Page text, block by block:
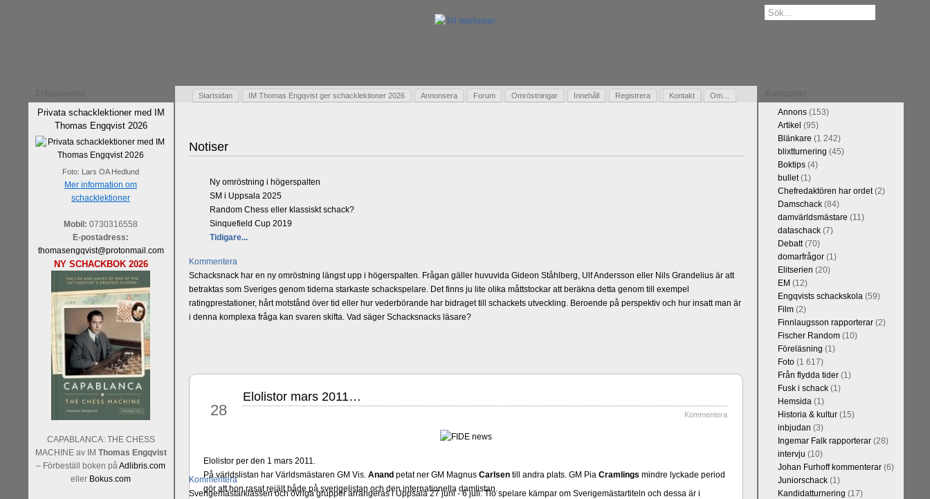
Privata schacklektioner med IM
Thomas Engqvist 2026
Foto: Lars OA Hedlund
Mer information om
schacklektioner
Mobil: 0730316558
E-postadress:
thomasengqvist@protonmail.com
NY SCHACKBOK 2026
CAPABLANCA: THE CHESS
MACHINE av IM Thomas Engqvist
– Förbeställ boken påAdlibris.com
eller Bokus.com
Startsidan IM Thomas Engqvist ger schacklektioner 2026 Annonsera Forum Omröstningar Innehåll Registrera Kontakt Om…
Gästbok
Notiser
Ny omröstning i högerspalten
SM i Uppsala 2025
Random Chess eller klassiskt schack?
Sinquefield Cup 2019
Tidigare...
Kommentera
Schacksnack har en ny omröstning längst upp i högerspalten. Frågan gäller huvuvida Gideon Ståhlberg, Ulf Andersson eller Nils Grandelius är att
betraktas som Sveriges genom tiderna starkaste schackspelare. Det finns ju lite olika måttstockar att beräkna detta genom till exempel
ratingprestationer, hårt motstånd över tid eller hur vederbörande har bidraget till schackets utveckling. Beroende på perspektiv och hur insatt man är
i denna komplexa fråga kan svaren skifta. Vad säger Schacksnacks läsare?
Kommentera
Sverigemästarklassen och övriga grupper arrangeras i Uppsala 27 juni - 6 juli. Tio spelare kämpar om Sverigemästartiteln och dessa är i
28
Elolistor mars 2011…
Kommentera
Elolistor per den 1 mars 2011.
På världslistan har Världsmästaren GM Vis. Anand petat ner GM Magnus Carlsentill andra plats. GM Pia Cramlings mindre lyckade period
gör att hon rasat rejält både på sverigelistan och den internationella damlistan.
Annons(153)
Artikel (95)
Blänkare (1 242)
blixtturnering (45)
Boktips(4)
bullet(1)
Chefredaktören har ordet(2)
Damschack(84)
damvärldsmästare (11)
dataschack(7)
Debatt(70)
domarfrågor(1)
Elitserien (20)
EM (12)
Engqvists schackskola(59)
Film(2)
Finnlaugsson rapporterar(2)
Fischer Random(10)
Föreläsning (1)
Foto(1 617)
Från flydda tider(1)
Fusk i schack(1)
Hemsida(1)
Historia & kultur(15)
inbjudan (3)
Ingemar Falk rapporterar(28)
intervju (10)
Johan Furhoff kommenterar(6)
Juniorschack(1)
Kandidatturnering (17)